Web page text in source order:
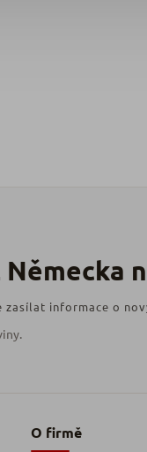
informace o
O firmě